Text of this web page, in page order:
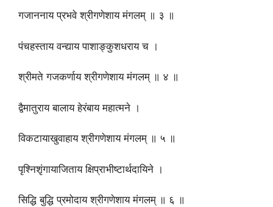
गजाननाय प्रभवे श्रीगणेशाय मंगलम् ॥ ३ ॥
पंचहस्ताय वन्द्याय पाशाङ्कुशधराय च ।
श्रीमते गजकर्णाय श्रीगणेशाय मंगलम् ॥ ४ ॥
द्वैमातुराय बालाय हेरंबाय महात्मने ।
विकटायाखुवाहाय श्रीगणेशाय मंगलम् ॥ ५ ॥
पृश्निशृंगायाजिताय क्षिप्राभीष्टार्थदायिने ।
सिद्धि बुद्धि प्रमोदाय श्रीगणेशाय मंगलम् ॥ ६ ॥